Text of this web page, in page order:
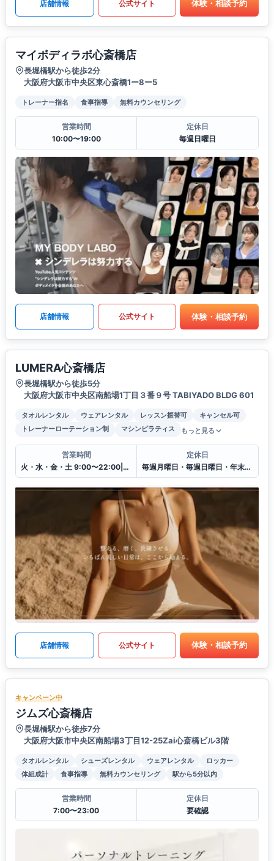
店舗情報 公式サイト 体験・相談予約
マイボディラボ心斎橋店
長堀橋駅から徒歩2分
大阪府大阪市中央区東心斎橋1ー8ー5
トレーナー指名 食事指導 無料カウンセリング
営業時間
10:00〜19:00
定休日
毎週日曜日
店舗情報 公式サイト 体験・相談予約
LUMERA心斎橋店
長堀橋駅から徒歩5分
大阪府大阪市中央区南船場1丁目３番９号 TABIYADO BLDG 601
タオルレンタル ウェアレンタル レッスン振替可
キャンセル可
トレーナーローテーション制
マシンピラティス もっと見る
営業時間
火・水・金・土 9:00〜22:00|木曜日のみ12:00〜22:00
定休日
毎週月曜日・毎週日曜日・年末年始
店舗情報 公式サイト 体験・相談予約
キャンペーン中
ジムズ心斎橋店
長堀橋駅から徒歩7分
大阪府大阪市中央区南船場3丁目12-25Zai心斎橋ビル3階
タオルレンタル シューズレンタル ウェアレンタル
ロッカー
体組成計
食事指導 無料カウンセリング 駅から5分以内
営業時間
7:00〜23:00
定休日
要確認